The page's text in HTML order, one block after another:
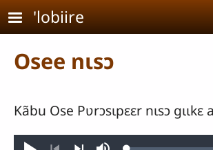
Aller au contenu principal
'lobiire
Osee nɩsɔ
Kãbu Ose Pʋrɔsɩpɛɛr nɩsɔ gɩɩkɛ